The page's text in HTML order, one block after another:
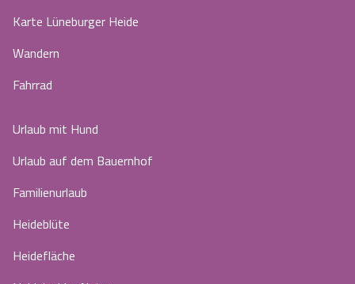
Karte Lüneburger Heide
Wandern
Fahrrad
Urlaub mit Hund
Urlaub auf dem Bauernhof
Familienurlaub
Heideblüte
Heidefläche